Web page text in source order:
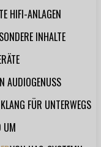
HIFI-ANLAGEN
INHALTE
AUDIOGENUSS
FÜR UNTERWEGS
UM